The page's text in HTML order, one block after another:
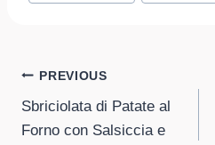
Post
navigation
PREVIOUS
Sbriciolata di Patate al
Forno con Salsiccia e